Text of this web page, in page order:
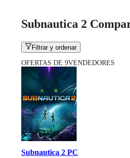
Subnautica 2
Filtrar y ordenar
OFERTAS DE 9VENDEDORES
Subnautica 2 PC